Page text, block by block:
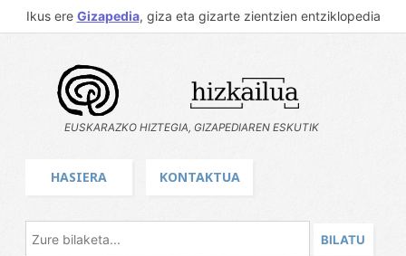
Ikus ere Gizapedia, giza eta gizarte zientzien entziklopedia
EUSKARAZKO HIZTEGIA, GIZAPEDIAREN ESKUTIK
HASIERA KONTAKTUA